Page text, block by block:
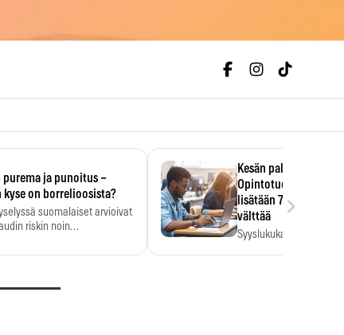
purema ja punoitus –
kyse on borrelioosista?
suomalaiset arvioivat
riskin noin
Kesän palkka
Opintotuen
lisätään 7,5
välttää
Syyslukukauden
›